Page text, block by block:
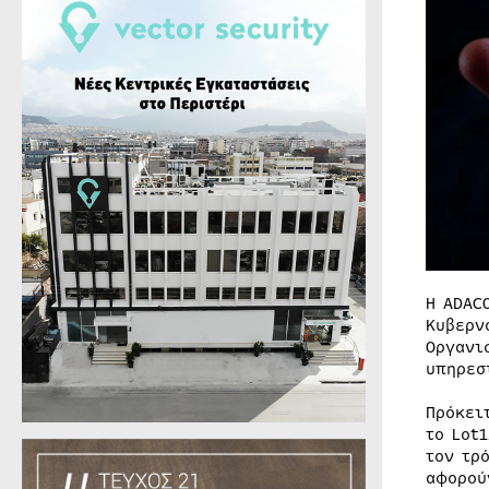
Η
το
τον